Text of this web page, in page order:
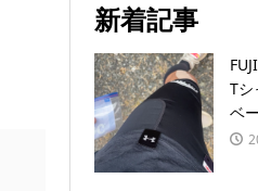
新着記事
T
ベ